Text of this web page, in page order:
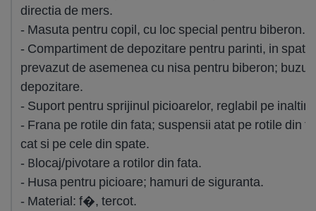
directia de mers.
- Masuta pentru copil, cu loc special pentru biberon.
- Compartiment de depozitare pentru parinti, in spate,
prevazut de asemenea cu nisa pentru biberon;
depozitare.
- Suport pentru sprijinul picioarelor, reglabil pe
- Frana pe rotile din fata; suspensii atat pe rotile din
cat si pe cele din spate.
- Blocaj/pivotare a rotilor din fata.
- Husa pentru picioare; hamuri de siguranta.
- Material: f�, tercot.